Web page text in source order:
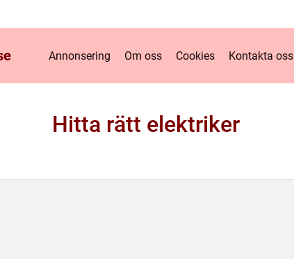
Annonsering Om oss Cookies Kontakta oss
Hitta rätt elektriker